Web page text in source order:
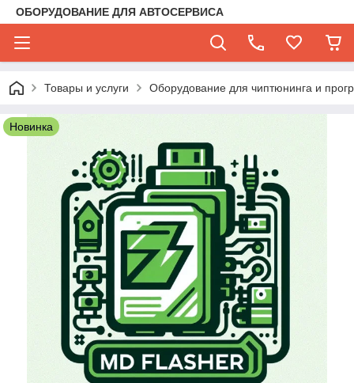
ОБОРУДОВАНИЕ ДЛЯ АВТОСЕРВИСА
Товары и услуги Оборудование для чиптюнинга и
Новинка